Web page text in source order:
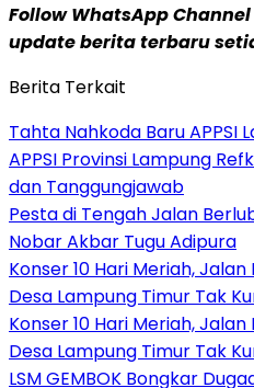
Follow WhatsApp
update berita terbaru
Berita Terkait
Tahta Nahkoda Baru APPSI
APPSI Provinsi Lampung
dan Tanggungjawab
Pesta di Tengah Jalan
Nobar Akbar Tugu Adipura
Konser 10 Hari Meriah,
Desa Lampung Timur Tak
Konser 10 Hari Meriah,
Desa Lampung Timur Tak
LSM GEMBOK Bongkar